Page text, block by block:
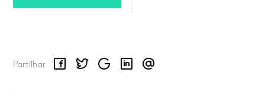
Partilhar
FacebookTwitterGoogle LinkedInEmail